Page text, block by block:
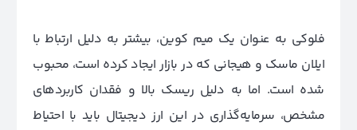
فلوکی به عنوان یک میم کوین، بیشتر به دلیل ارتباط با
ایلان ماسک و هیجانی که در بازار ایجاد کرده است، محبوب
شده است. اما به دلیل ریسک بالا و فقدان کاربردهای
مشخص، سرمایه‌گذاری در این ارز دیجیتال باید با احتیاط